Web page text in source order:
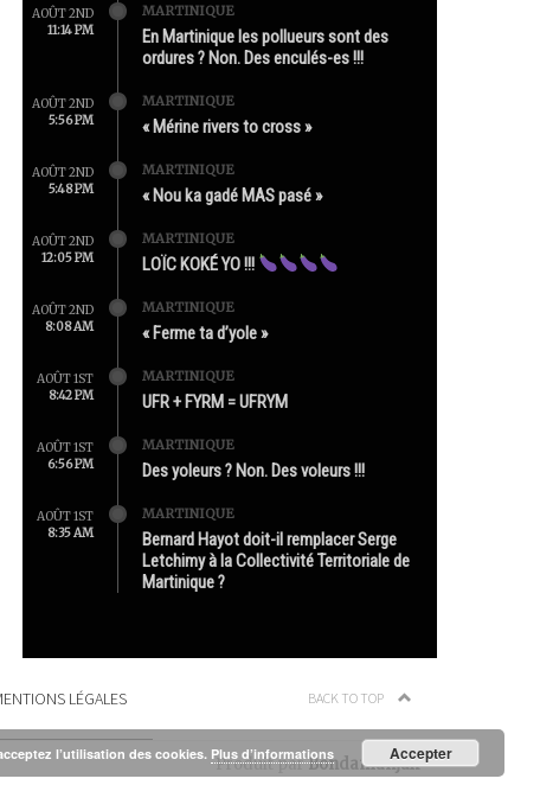
AOÛT 2ND
11:14 PM
MARTINIQUE
En Martinique les pollueurs sont des
ordures ? Non. Des enculés-es !!!
AOÛT 2ND
5:56 PM
MARTINIQUE
« Mérine rivers to cross »
AOÛT 2ND
5:48 PM
MARTINIQUE
« Nou ka gadé MAS pasé »
AOÛT 2ND
12:05 PM
MARTINIQUE
LOÏC KOKÉ YO !!!
AOÛT 2ND
8:08 AM
MARTINIQUE
« Ferme ta d’yole »
AOÛT 1ST
8:42 PM
MARTINIQUE
UFR + FYRM = UFRYM
AOÛT 1ST
6:56 PM
MARTINIQUE
Des yoleurs ? Non. Des voleurs !!!
AOÛT 1ST
8:35 AM
MARTINIQUE
Bernard Hayot doit-il remplacer Serge
Letchimy à la Collectivité Territoriale de
Martinique ?
LÉGALES BACK TO TOP
Produit parBondamanjak
l’utilisation des cookies. Plus d’informations Accepter